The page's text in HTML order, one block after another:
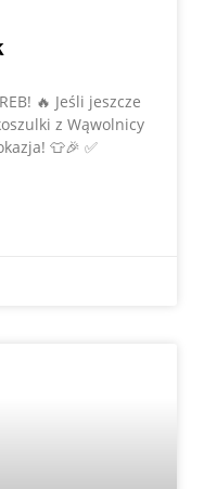
🔥 Jeśli jeszcze
z Wąwolnicy
👕🎉 ✅